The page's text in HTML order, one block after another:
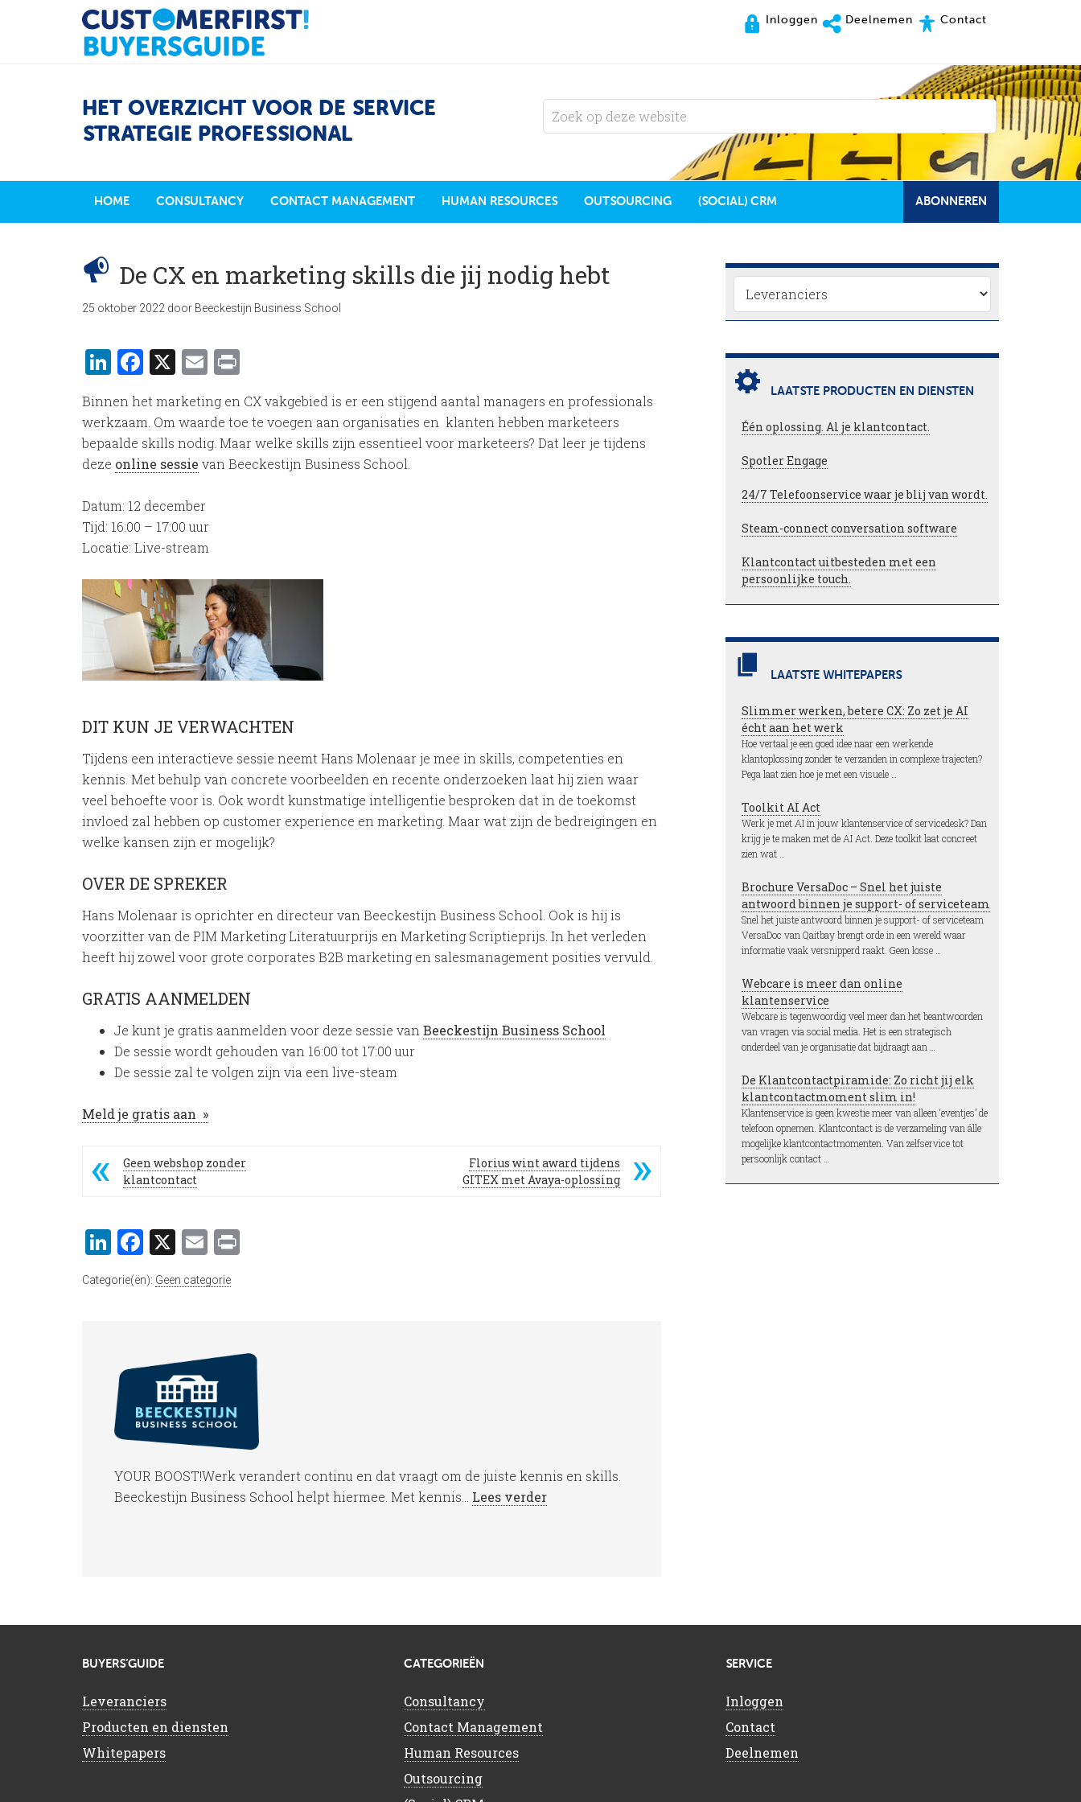
Inloggen Deelnemen Contact
HET OVERZICHT VOOR DE SERVICE
STRATEGIE PROFESSIONAL
HOME CONSULTANCY CONTACT MANAGEMENT HUMAN RESOURCES OUTSOURCING (SOCIAL) CRM ABONNEREN
De CX en marketing skills die jij nodig hebt
25 oktober 2022 door Beeckestijn Business School
LinkedIn
Facebook
X Email
Binnen het marketing en CX vakgebied is er een stijgend aantal managers en professionals
werkzaam. Om waarde toe te voegen aan organisaties en klanten hebben marketeers
bepaalde skills nodig. Maar welke skills zijn essentieel voor marketeers? Dat leer je tijdens
deze online sessie van Beeckestijn Business School.
Datum: 12 december
Tijd: 16:00 – 17:00 uur
Locatie: Live-stream
DIT KUN JE VERWACHTEN
Tijdens een interactieve sessie neemt Hans Molenaar je mee in skills, competenties en
kennis. Met behulp van concrete voorbeelden en recente onderzoeken laat hij zien waar
veel behoefte voor is. Ook wordt kunstmatige intelligentie besproken dat in de toekomst
invloed zal hebben op customer experience en marketing. Maar wat zijn de bedreigingen en
welke kansen zijn er mogelijk?
OVER DE SPREKER
Hans Molenaar is oprichter en directeur van Beeckestijn Business School. Ook is hij is
voorzitter van de PIM Marketing Literatuurprijs en Marketing Scriptieprijs. In het verleden
heeft hij zowel voor grote corporates B2B marketing en salesmanagement posities vervuld.
GRATIS AANMELDEN
Je kunt je gratis aanmelden voor deze sessie van Beeckestijn Business School
De sessie wordt gehouden van 16:00 tot 17:00 uur
De sessie zal te volgen zijn via een live-steam
Meld je gratis aan »
Geen webshop zonder
klantcontact
Florius wint award tijdens
GITEX met Avaya-oplossing
LinkedIn
Facebook
X Email
Categorie(ën): Geen categorie
YOUR BOOST!Werk verandert continu en dat vraagt om de juiste kennis en skills.
Beeckestijn Business School helpt hiermee. Met kennis... Lees verder
LAATSTE PRODUCTEN EN DIENSTEN
Één oplossing. Al je klantcontact.
Spotler Engage
24/7 Telefoonservice waar je blij van wordt.
Steam-connect conversation software
Klantcontact uitbesteden met een
persoonlijke touch.
LAATSTE WHITEPAPERS
Slimmer werken, betere CX: Zo zet je AI
écht aan het werk
Hoe vertaal je een goed idee naar een werkende
klantoplossing zonder te verzanden in complexe trajecten?
Pega laat zien hoe je met een visuele …
Toolkit AI Act
Werk je met AI in jouw klantenservice of servicedesk? Dan
krijg je te maken met de AI Act. Deze toolkit laat concreet
zien wat …
Brochure VersaDoc – Snel het juiste
antwoord binnen je support- of serviceteam
Snel het juiste antwoord binnen je support- of serviceteam
VersaDoc van Qaitbay brengt orde in een wereld waar
informatie vaak versnipperd raakt. Geen losse …
Webcare is meer dan online
klantenservice
Webcare is tegenwoordig veel meer dan het beantwoorden
van vragen via social media. Het is een strategisch
onderdeel van je organisatie dat bijdraagt aan …
De Klantcontactpiramide: Zo richt jij elk
klantcontactmoment slim in!
Klantenservice is geen kwestie meer van alleen ‘eventjes’ de
telefoon opnemen. Klantcontact is de verzameling van álle
mogelijke klantcontactmomenten. Van zelfservice tot
persoonlijk contact …
BUYERS’GUIDE
Leveranciers
Producten en diensten
Whitepapers
CATEGORIEËN
Consultancy
Contact Management
Human Resources
Outsourcing
SERVICE
Inloggen
Contact
Deelnemen